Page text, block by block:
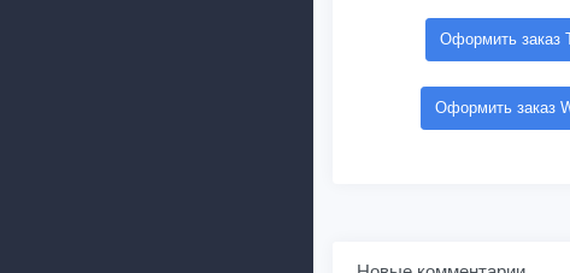
Оформить заказ
Оформить заказ